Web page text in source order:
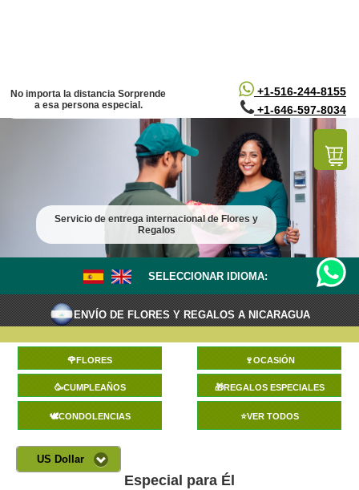
+1-516-244-8155
+1-646-597-8034
No importa la distancia Sorprende
a esa persona especial.
Servicio de entrega internacional de Flores y
Regalos
SELECCIONAR IDIOMA:
ENVÍO DE FLORES Y REGALOS A NICARAGUA
🌹FLORES 🍷OCASIÓN
🥳CUMPLEAÑOS 🎁REGALOS ESPECIALES
🕊️CONDOLENCIAS ⭐VER TODOS
US Dollar
Especial para Él